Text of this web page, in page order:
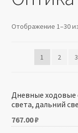
Политика в
Производители
Отображение 1–30
1 2 3
Дневные ходовые
света, дальний
767.00₽